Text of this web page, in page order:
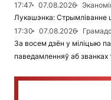
17:47
07.08.2026
Лукашэнка: Стрымліванне
17:30
07.08.2026
За восем дзён у міліцыю
паведамленняў аб